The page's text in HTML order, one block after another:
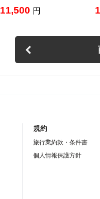
11,500 円
規約
旅行業約款・条件書
個人情報保護方針